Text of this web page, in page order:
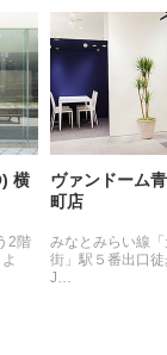
横
2階
ヴァンドーム
町店
みなとみらい線
街」駅５番出口
J…